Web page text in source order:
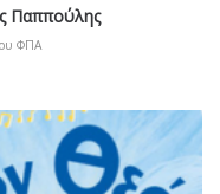
Παππούλης
ΦΠΑ